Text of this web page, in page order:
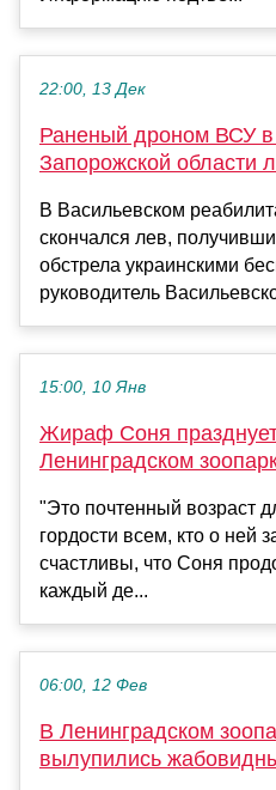
22:00, 13 Дек
Раненый дроном ВСУ в
Запорожской области
В Васильевском
скончался лев,
обстрела украинскими
руководитель
15:00, 10 Янв
Жираф Соня
Ленинградском
"Это почтенный возраст
гордости всем, кто о ней
счастливы, что Соня
каждый де...
06:00, 12 Фев
В Ленинградском
вылупились